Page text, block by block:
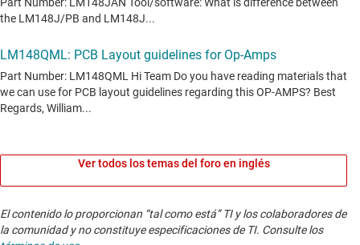
Ver todos los temas del foro en inglés
El contenido lo proporcionan “tal como está” TI y los colaboradores de
la comunidad y no constituye especificaciones de TI. Consulte los